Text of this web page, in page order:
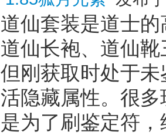
道仙套装是道士
道仙长袍、道仙
但刚获取时处于
活隐藏属性。很
是为了刷鉴定符